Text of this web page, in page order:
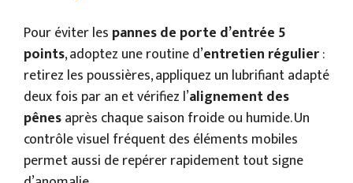
Pour éviter les pannes de porte d’entrée 5
points, adoptez une routine d’entretien régulier:
retirez les poussières, appliquez un lubrifiant adapté
deux fois par an et vérifiez l’alignement des
pênesaprès chaque saison froide ou humide. Un
contrôle visuel fréquent des éléments mobiles
permet aussi de repérer rapidement tout signe